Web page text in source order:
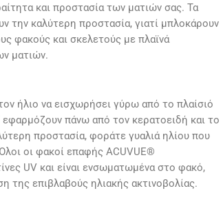
και προστασία των ματιών σας. Τα
την καλύτερη προστασία, γιατί μπλοκάρουν
φακούς και σκελετούς με πλαϊνά
ματιών.
ήλιο να εισχωρήσει γύρω από το πλαίσιό
πάνω από τον κερατοειδή και το
προστασία, φοράτε γυαλιά ηλίου που
οι φακοί επαφής ACUVUE®
UV και είναι ενσωματωμένα στο φακό,
της επιβλαβούς ηλιακής ακτινοβολίας.